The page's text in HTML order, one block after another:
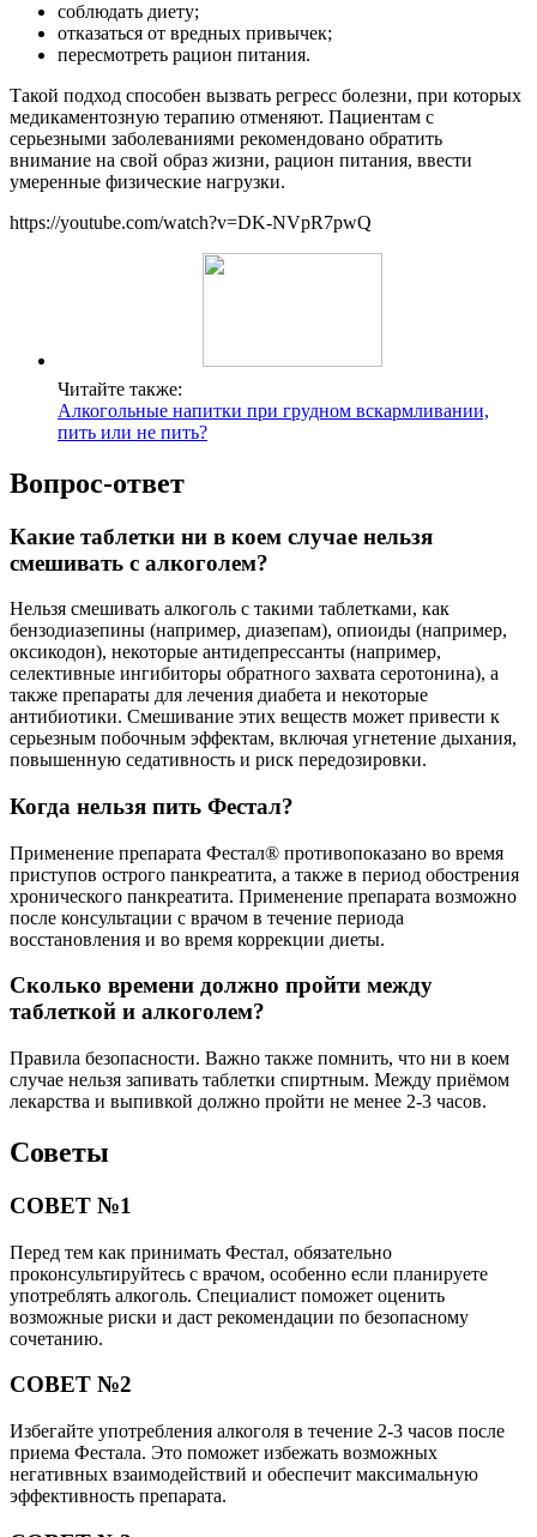
соблюдать диету;
отказаться от вредных привычек;
пересмотреть рацион питания.
Такой подход способен вызвать регресс болезни, при которых
медикаментозную терапию отменяют. Пациентам с
серьезными заболеваниями рекомендовано обратить
внимание на свой образ жизни, рацион питания, ввести
умеренные физические нагрузки.
https://youtube.com/watch?v=DK-NVpR7pwQ
Читайте также:
Алкогольные напитки при грудном вскармливании,
пить или не пить?
Вопрос-ответ
Какие таблетки ни в коем случае нельзя
смешивать с алкоголем?
Нельзя смешивать алкоголь с такими таблетками, как
бензодиазепины (например, диазепам), опиоиды (например,
оксикодон), некоторые антидепрессанты (например,
селективные ингибиторы обратного захвата серотонина), а
также препараты для лечения диабета и некоторые
антибиотики. Смешивание этих веществ может привести к
серьезным побочным эффектам, включая угнетение дыхания,
повышенную седативность и риск передозировки.
Когда нельзя пить Фестал?
Применение препарата Фестал® противопоказано во время
приступов острого панкреатита, а также в период обострения
хронического панкреатита. Применение препарата возможно
после консультации с врачом в течение периода
восстановления и во время коррекции диеты.
Сколько времени должно пройти между
таблеткой и алкоголем?
Правила безопасности. Важно также помнить, что ни в коем
случае нельзя запивать таблетки спиртным. Между приёмом
лекарства и выпивкой должно пройти не менее 2-3 часов.
Советы
СОВЕТ №1
Перед тем как принимать Фестал, обязательно
проконсультируйтесь с врачом, особенно если планируете
употреблять алкоголь. Специалист поможет оценить
возможные риски и даст рекомендации по безопасному
сочетанию.
СОВЕТ №2
Избегайте употребления алкоголя в течение 2-3 часов после
приема Фестала. Это поможет избежать возможных
негативных взаимодействий и обеспечит максимальную
эффективность препарата.